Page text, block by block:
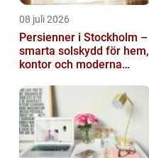
08 juli 2026
Persienner i Stockholm –
smarta solskydd för hem,
kontor och moderna